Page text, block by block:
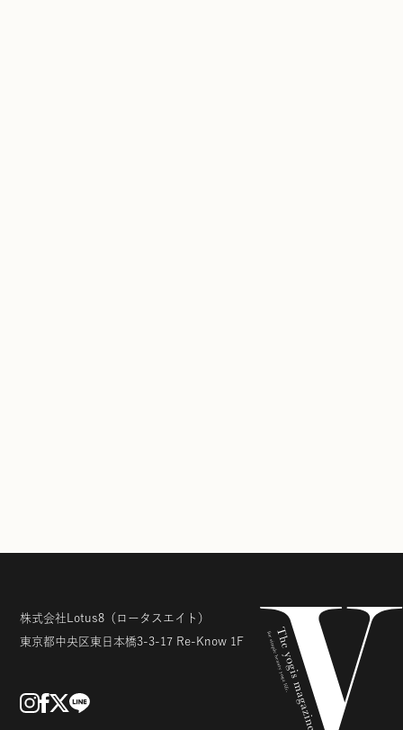
株式会社Lotus8 （ロータスエイト）
東京都中央区東日本橋3-3-17 Re-Know 1F